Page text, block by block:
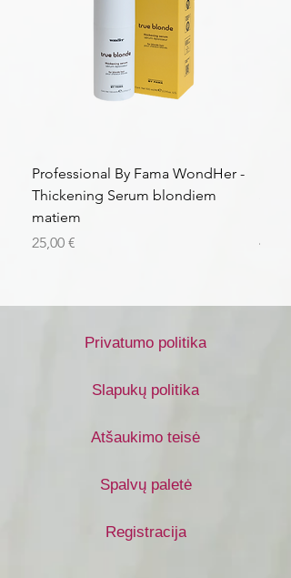
Professional By Fama WondHer -
Thickening Serum blondiem
matiem
Kaina
25,00 €
Kaina
43,56
Privatumo politika
Slapukų politika
Atšaukimo teisė
Spalvų paletė
Registracija